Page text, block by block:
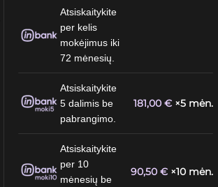
Atsiskaitykite
per kelis
mokėjimus iki
72 mėnesių.
Atsiskaitykite
5 dalimis be
pabrangimo.
181,00 € ×5 mėn.
Atsiskaitykite
per 10
mėnesių be
90,50 € ×10 mėn.